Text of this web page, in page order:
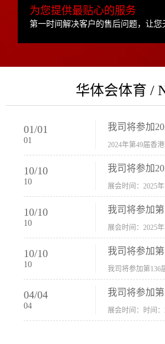
为您提供最贴心的服务
第一时间解决客户的售后问题，让您
华体会体育 /
01/01
01
10/10
10
我司将参加
10/10
10
我司将参加
展会时间：2025年
10/10
10
我司将参加
我司将参加第136
04/04
04
我司将参加